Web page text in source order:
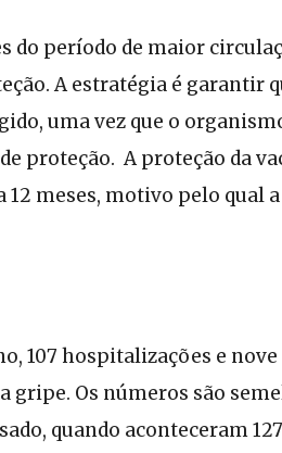
do período de maior
A estratégia é garantir
uma vez que o
proteção. A proteção da
meses, motivo pelo qual
107 hospitalizações e
gripe. Os números são
quando aconteceram